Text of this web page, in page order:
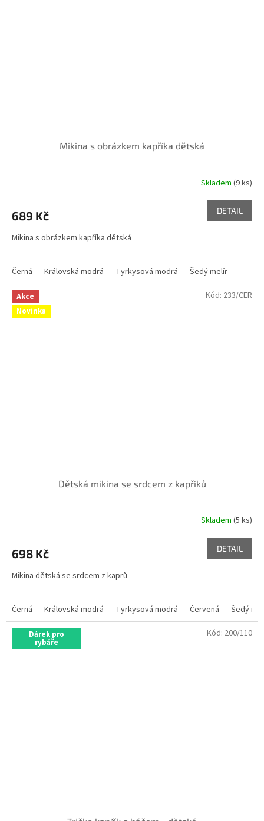
Mikina s obrázkem kapříka dětská
Skladem (9 ks)
689 Kč DETAIL
Mikina s obrázkem kapříka dětská
Černá Královská modrá Tyrkysová modrá Šedý melír
Akce
Novinka
Dětská mikina se srdcem z kapříků
Skladem (5 ks)
698 Kč DETAIL
Mikina dětská se srdcem z kaprů
Černá Královská modrá Tyrkysová modrá Červená Šedý
Kód: 233/CER
Dárek pro
rybáře
Kód: 200/110